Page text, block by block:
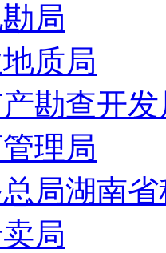
局
质局
勘查开发
理局
局湖南
局